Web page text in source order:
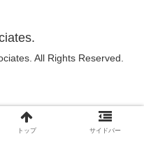
All Rights Reserved.
トップ サイドバー